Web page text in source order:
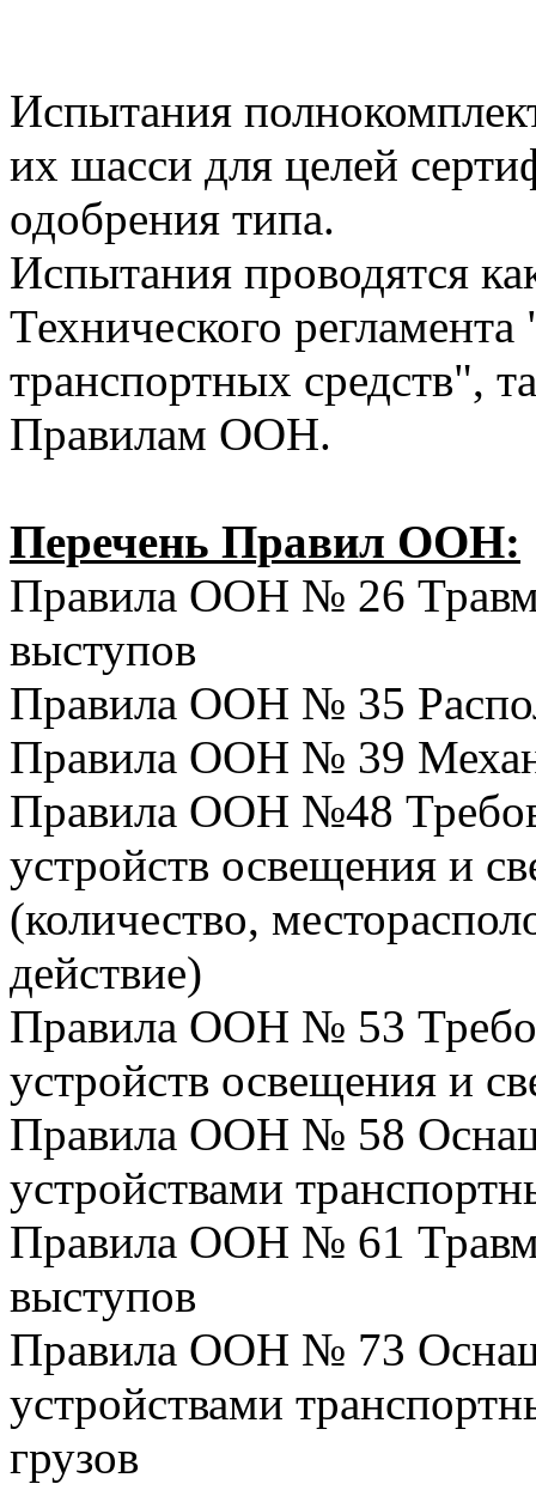
Испытания
их шасси для целей
одобрения типа.
Испытания проводятся
Технического
транспортных средств",
Правилам ООН.
Перечень Правил ООН:
Правила ООН № 26
выступов
Правила ООН № 35
Правила ООН № 39
Правила ООН №48
устройств освещения и
(количество,
действие)
Правила ООН № 53
устройств освещения и
Правила ООН № 58
устройствами
Правила ООН № 61
выступов
Правила ООН № 73
устройствами
грузов